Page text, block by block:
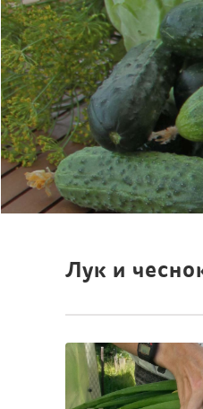
Лук и